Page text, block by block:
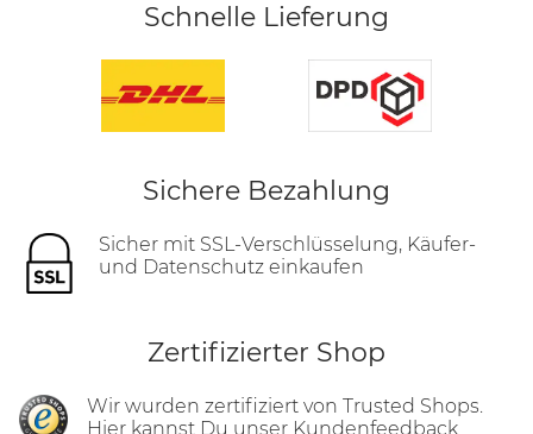
Schnelle Lieferung
Sichere Bezahlung
Sicher mit SSL-Verschlüsselung, Käufer-
und Datenschutz einkaufen
Zertifizierter Shop
Wir wurden zertifiziert von Trusted Shops.
Hier kannst Du unser Kundenfeedback